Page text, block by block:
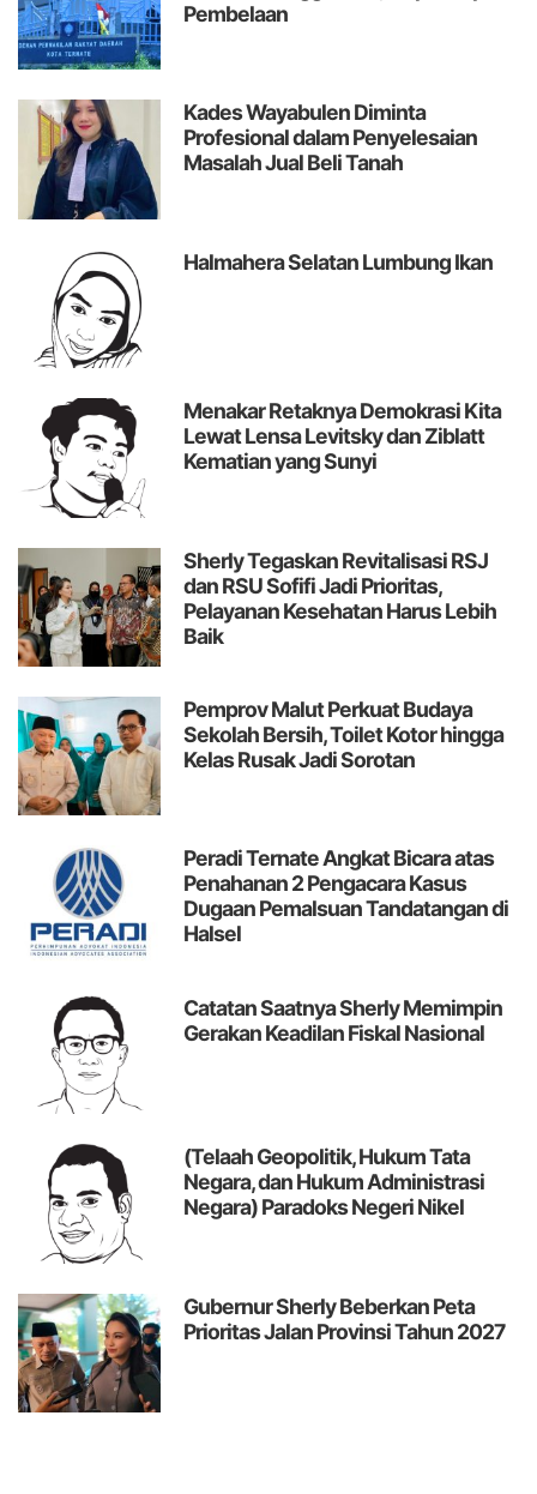
Pembelaan
Kades Wayabulen Diminta
Profesional dalam Penyelesaian
Masalah Jual Beli Tanah
Halmahera Selatan Lumbung Ikan
Menakar Retaknya Demokrasi Kita
Lewat Lensa Levitsky dan Ziblatt
Kematian yang Sunyi
Sherly Tegaskan Revitalisasi RSJ
dan RSU Sofifi Jadi Prioritas,
Pelayanan Kesehatan Harus Lebih
Baik
Pemprov Malut Perkuat Budaya
Sekolah Bersih, Toilet Kotor hingga
Kelas Rusak Jadi Sorotan
Peradi Ternate Angkat Bicara atas
Penahanan 2 Pengacara Kasus
Dugaan Pemalsuan Tandatangan di
Halsel
CatatanSaatnya Sherly Memimpin
Gerakan Keadilan Fiskal Nasional
(Telaah Geopolitik, Hukum Tata
Negara, dan Hukum Administrasi
Negara)Paradoks Negeri Nikel
Gubernur Sherly Beberkan Peta
Prioritas Jalan Provinsi Tahun 2027